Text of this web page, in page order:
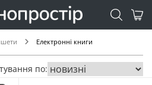
Електронні книги
по: